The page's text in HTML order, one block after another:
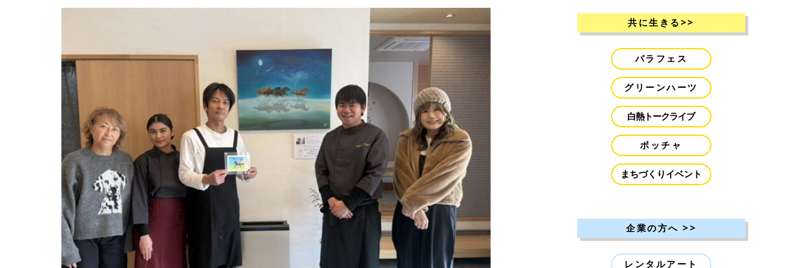
共に生きる>>
パラフェス
グリーンハーツ
白熱トークライブ
ボッチャ
まちづくりイベント
企業の方へ >>
レンタルアート